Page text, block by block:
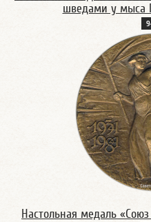
шведами у мыса
Настольная медаль